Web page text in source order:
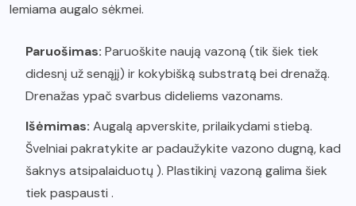
lemiama augalo sėkmei.
Paruošimas: Paruoškite naują vazoną (tik šiek tiek
didesnį už senąjį) ir kokybišką substratą bei drenažą.
Drenažas ypač svarbus dideliems vazonams.
Išėmimas: Augalą apverskite, prilaikydami stiebą.
Švelniai pakratykite ar padaužykite vazono dugną, kad
šaknys atsipalaiduotų ). Plastikinį vazoną galima šiek
tiek paspausti .